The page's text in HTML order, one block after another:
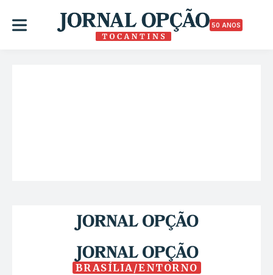
50 ANOS
BRASÍLIA/ENTORNO